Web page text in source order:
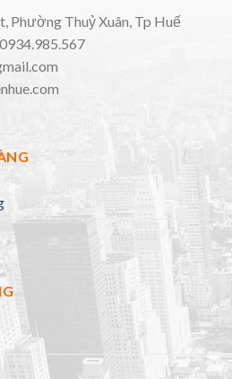
Phường Thuỷ Xuân, Tp Huế